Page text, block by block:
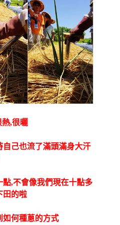
熱,很曬
己也流了滿頭滿身大汗
,不會像我們現在十點多
田的啦
如何種蔥的方式